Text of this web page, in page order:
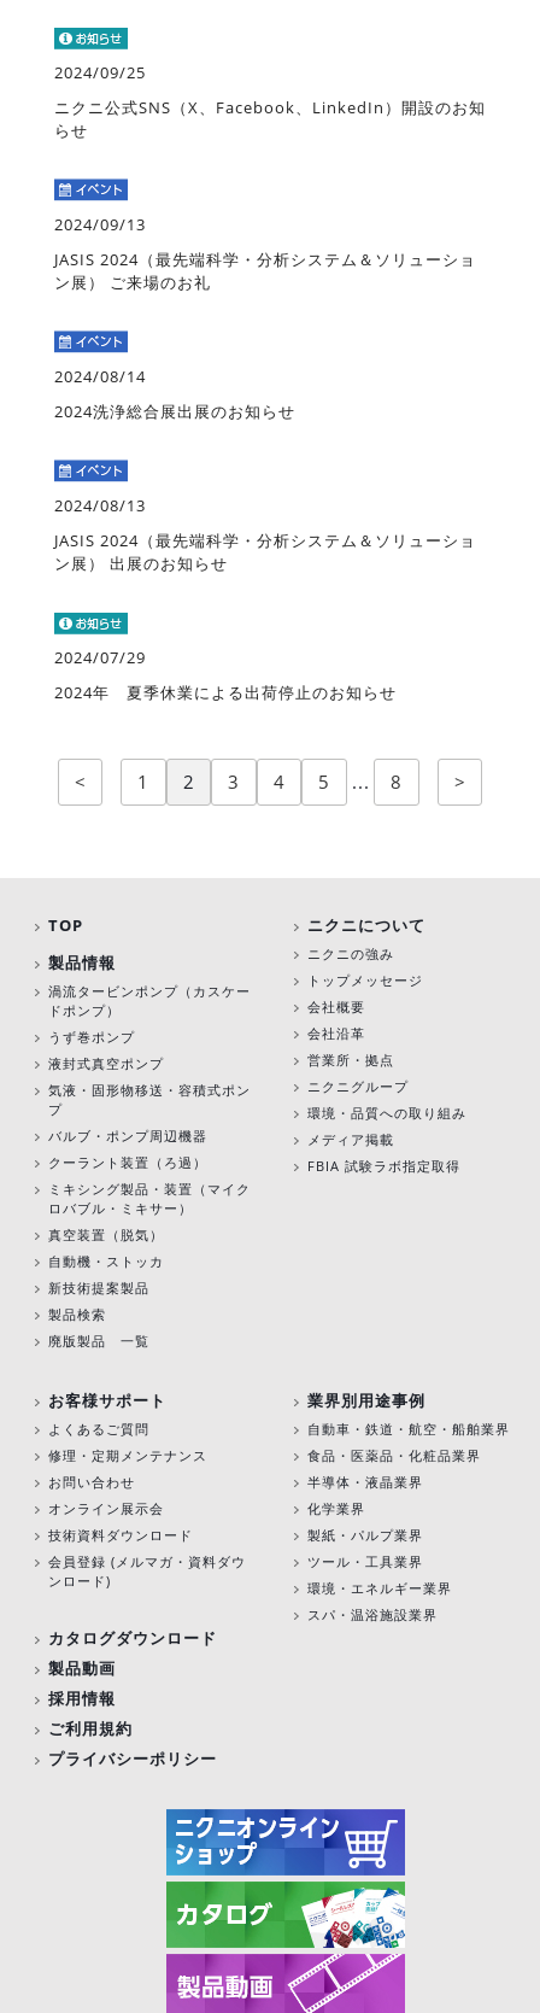
2024/09/25
ニクニ公式SNS（X、Facebook、LinkedIn）開設のお知
らせ
2024/09/13
JASIS 2024（最先端科学・分析システム＆ソリューショ
ン展） ご来場のお礼
2024/08/14
2024洗浄総合展出展のお知らせ
2024/08/13
JASIS 2024（最先端科学・分析システム＆ソリューショ
ン展） 出展のお知らせ
2024/07/29
2024年 夏季休業による出荷停止のお知らせ
< 1 2 3 4 5 ... 8 >
TOP
製品情報
渦流タービンポンプ （カスケー
ドポンプ）
うず巻ポンプ
液封式真空ポンプ
気液・固形物移送・容積式ポン
プ
バルブ・ポンプ周辺機器
クーラント装置（ろ過）
ミキシング製品・装置（マイク
ロバブル・ミキサー）
真空装置（脱気）
自動機・ストッカ
新技術提案製品
製品検索
廃版製品 一覧
ニクニについて
ニクニの強み
トップメッセージ
会社概要
会社沿革
営業所・拠点
ニクニグループ
環境・品質への取り組み
メディア掲載
FBIA 試験ラボ指定取得
お客様サポート
よくあるご質問
修理・定期メンテナンス
お問い合わせ
オンライン展示会
技術資料ダウンロード
会員登録 (メルマガ・資料ダウ
ンロード)
カタログダウンロード
製品動画
採用情報
ご利用規約
プライバシーポリシー
業界別用途事例
自動車・鉄道・航空・船舶業界
食品・医薬品・化粧品業界
半導体・液晶業界
化学業界
製紙・パルプ業界
ツール・工具業界
環境・エネルギー業界
スパ・温浴施設業界